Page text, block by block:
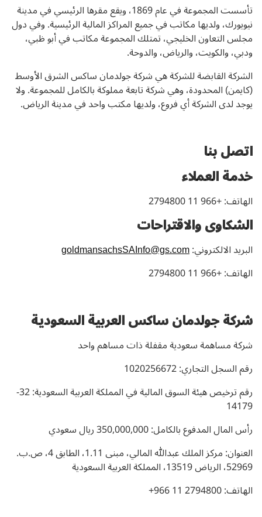
تأسست المجموعة في عام 1869، ويقع مقرها الرئيسي في مدينة
نيويورك، ولديها مكاتب في جميع المراكز المالية الرئيسية. وفي دول
مجلس التعاون الخليجي، تمتلك المجموعة مكاتب في أبو ظبي،
ودبي، والكويت، والرياض، والدوحة.
الشركة القابضة للشركة هي شركة جولدمان ساكس الشرق الأوسط
(كايمن) المحدودة، وهي شركة تابعة مملوكة بالكامل للمجموعة. ولا
يوجد لدى الشركة أي فروع، ولديها مكتب واحد في مدينة الرياض.
اتصل بنا
خدمة العملاء
الهاتف: +966 11 2794800
الشكاوى والاقتراحات
البريد الالكتروني:goldmansachsSAInfo@gs.com
الهاتف: +966 11 2794800
شركة جولدمان ساكس العربية السعودية
شركة مساهمة سعودية مقفلة ذات مساهم واحد
رقم السجل التجاري: 1020256672
رقم ترخيص هيئة السوق المالية في المملكة العربية السعودية: 32-
14179
رأس المال المدفوع بالكامل: 350,000,000 ريال سعودي
العنوان: مركز الملك عبدالله المالي، مبنى 1.11، الطابق 4، ص.ب.
52969، الرياض 13519، المملكة العربية السعودية
الهاتف: 2794800 11 966+